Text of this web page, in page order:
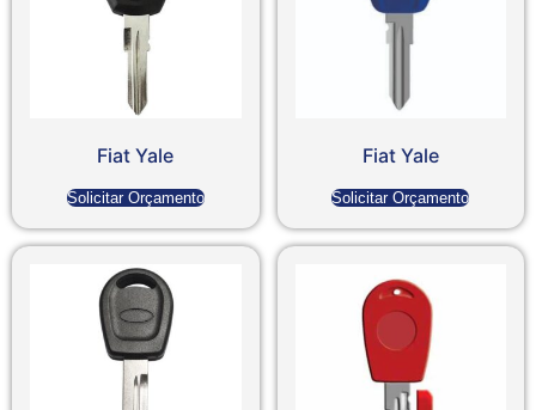
Fiat Yale
Solicitar Orçamento
Fiat Yale
Solicitar Orçamento